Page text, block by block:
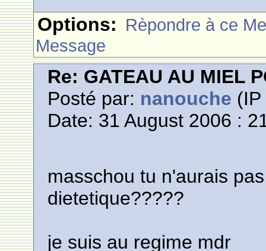
Options: Rèpondre à ce
Message
Re: GATEAU AU MIEL
Posté par: nanouche
Date: 31 August 2006 :
masschou tu n'aurais
dietetique?????
je suis au regime mdr